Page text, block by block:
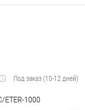
Под заказ (10-12 дней)
ETER-1000